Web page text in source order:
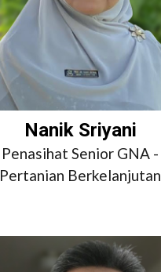
Nanik Sriyani
Penasihat Senior GNA -
Pertanian Berkelanjutan